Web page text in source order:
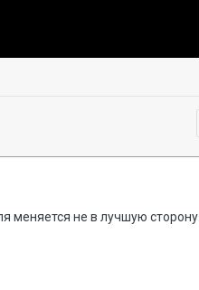
меняется не в лучшую сторону.